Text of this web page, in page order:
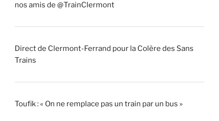
nos amis de @TrainClermont
Direct de Clermont-Ferrand pour la Colère des Sans
Trains
Toufik : « On ne remplace pas un train par un bus »